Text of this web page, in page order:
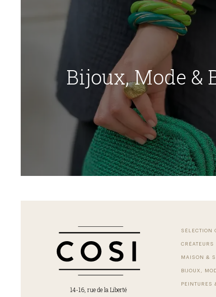
Bijoux, Mode &
14-16, rue de la Liberté
SÉLECTION
CRÉATEURS
MAISON &
BIJOUX,
PEINTURES